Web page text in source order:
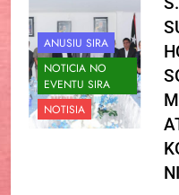
SEGURU
JÉNERU”
ANUSIU SIRA
NOTICIA NO
EVENTU SIRA
NOTISIA